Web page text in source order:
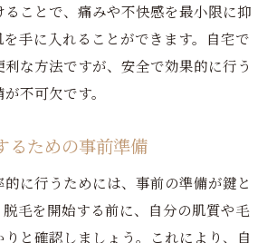
ることで、痛みや不快感を最小限に抑
手に入れることができます。自宅で
な方法ですが、安全で効果的に行う
不可欠です。
るための事前準備
に行うためには、事前の準備が鍵と
毛を開始する前に、自分の肌質や毛
と確認しましょう。これにより、自